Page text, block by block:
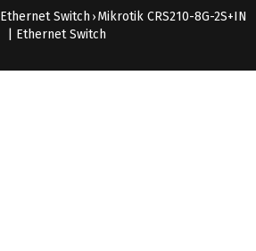
Ethernet Switch › Mikrotik CRS210-8G-2S+IN
| Ethernet Switch